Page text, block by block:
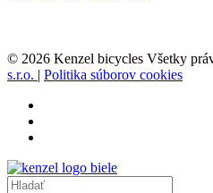
© 2026 Kenzel bicycles Všetky
s.r.o. | Politika súborov cookies